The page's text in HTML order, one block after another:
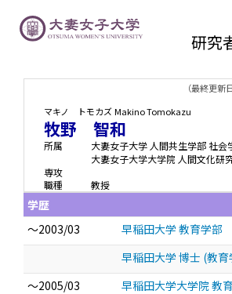
研究
（最終更新
マキノ トモカズMakino Tomokazu
牧野 智和
所属
大妻女子大学 人間共生学部 社会
大妻女子大学大学院 人間文化研
専攻
職種
教授
学歴
～2003/03
早稲田大学 教育学部
早稲田大学 博士 (教育
～2005/03
早稲田大学大学院 教